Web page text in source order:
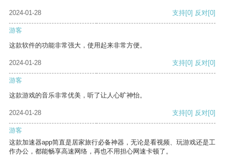
2024-01-28 支持[0] 反对[0]
游客
这款软件的功能非常强大，使用起来非常方便。
2024-01-28 支持[0] 反对[0]
游客
这款游戏的音乐非常优美，听了让人心旷神怡。
2024-01-28 支持[0] 反对[0]
游客
这款加速器app简直是居家旅行必备神器，无论是看视频、玩游戏还是工
作办公，都能畅享高速网络，再也不用担心网速卡顿了。